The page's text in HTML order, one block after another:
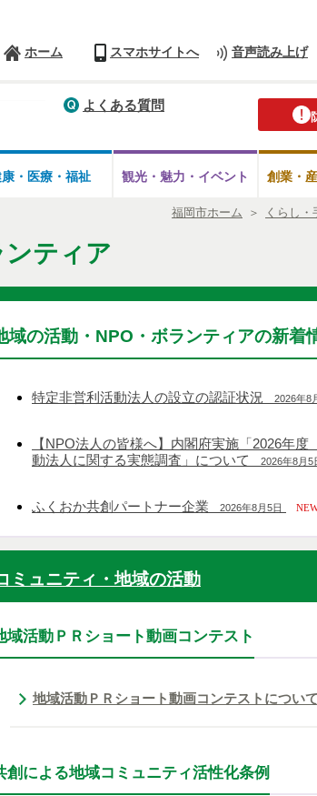
ホーム スマホサイトへ 音声読み上げ
よくある質問
・医療・ 福祉 観光・魅力・ イベント 創業・
福岡市ホーム ＞ くらし・
ティア
域の活動・NPO・ボランティアの新着
特定非営利活動法人の設立の認証状況 2026年8
【NPO法人の皆様へ】内閣府実施「2026年
動法人に関する実態調査」について
2026年8月5
ふくおか共創パートナー企業 2026年8月5日
ミュニティ・地域の活動
域活動ＰＲショート動画コンテスト
地域活動ＰＲショート動画コンテストについて
創による地域コミュニティ活性化条例